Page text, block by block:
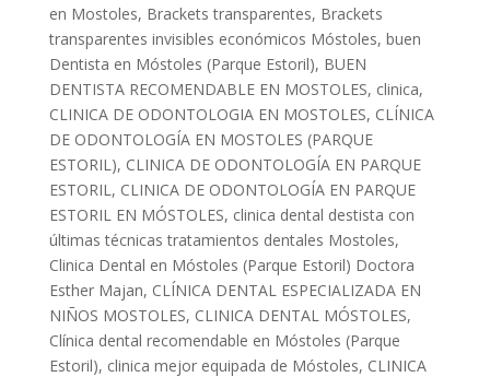
en Mostoles, Brackets transparentes, Brackets
transparentes invisibles económicos Móstoles, buen
Dentista en Móstoles (Parque Estoril), BUEN
DENTISTA RECOMENDABLE EN MOSTOLES, clinica,
CLINICA DE ODONTOLOGIA EN MOSTOLES, CLÍNICA
DE ODONTOLOGÍA EN MOSTOLES (PARQUE
ESTORIL), CLINICA DE ODONTOLOGÍA EN PARQUE
ESTORIL, CLINICA DE ODONTOLOGÍA EN PARQUE
ESTORIL EN MÓSTOLES, clinica dental destista con
últimas técnicas tratamientos dentales Mostoles,
Clinica Dental en Móstoles (Parque Estoril) Doctora
Esther Majan, CLÍNICA DENTAL ESPECIALIZADA EN
NIÑOS MOSTOLES, CLINICA DENTAL MÓSTOLES,
Clínica dental recomendable en Móstoles (Parque
Estoril), clinica mejor equipada de Móstoles, CLINICA